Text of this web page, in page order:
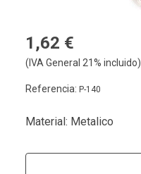
1,62 €
(IVA General 21% incluido)
Referencia: P-140
Material: Metalico